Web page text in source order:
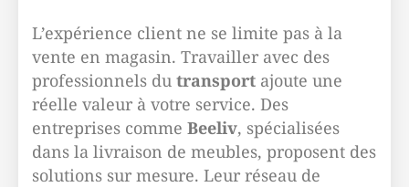
L’expérience client ne se limite pas à la
vente en magasin. Travailler avec des
professionnels du transport ajoute une
réelle valeur à votre service. Des
entreprises comme Beeliv, spécialisées
dans la livraison de meubles, proposent des
solutions sur mesure. Leur réseau de